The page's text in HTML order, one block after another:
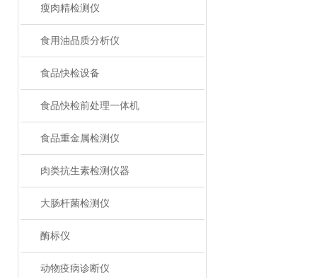
瘦肉精检测仪
食用油品质分析仪
食品快检设备
食品快检前处理一体机
食品重金属检测仪
肉类抗生素检测仪器
大肠杆菌检测仪
酶标仪
动物疫病诊断仪